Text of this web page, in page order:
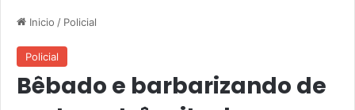
Inicio / Policial
Policial
Bêbado e barbarizando de